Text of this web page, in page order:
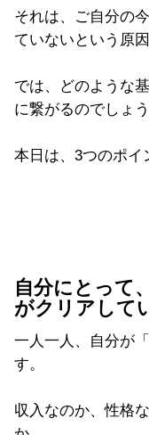
それは、ご自分の
ていないという原
では、どのような
に繋がるのでしょ
本日は、3つのポイ
自分にとって
がクリアして
一人一人、自分が
す。
収入なのか、性格